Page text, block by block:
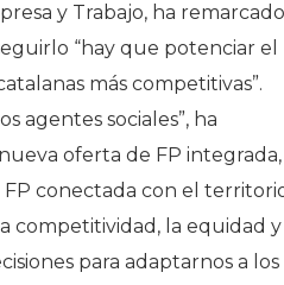
y Trabajo, ha remarcado
“hay que potenciar el
más competitivas”.
agentes sociales”, ha
oferta de FP integrada,
conectada con el
competitividad, la equidad y
para adaptarnos a los